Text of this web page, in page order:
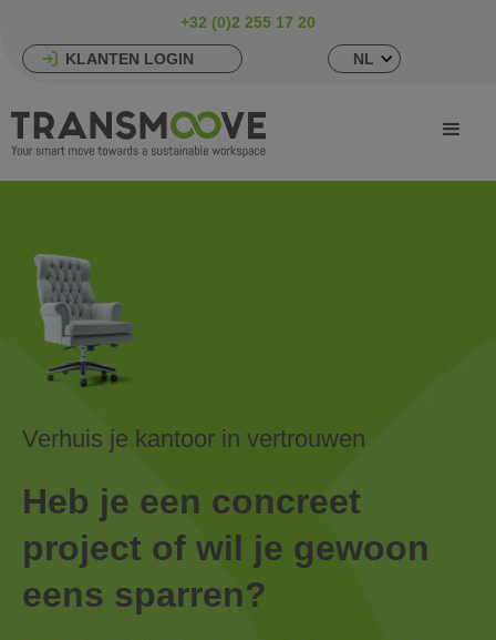
+32 (0)2 255 17 20
KLANTEN LOGIN NL
Verhuis je kantoor in vertrouwen
Heb je een concreet
project of wil je gewoon
eens sparren?